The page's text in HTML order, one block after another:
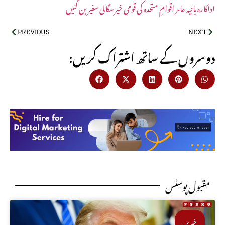
اداکارہ ہانیہ عامر اقوامِ متحدہ کی قومی خیرسگالی سفیر بن گئیں
PREVIOUS NEXT
:دوسروں کے ساتھ اشتراک کریں
مقبول پوسٹس
خبریں